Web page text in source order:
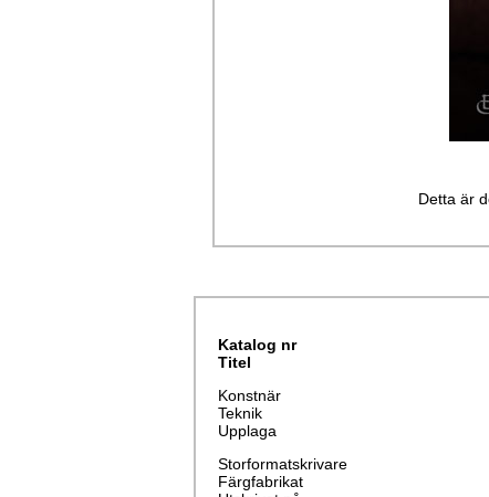
Detta är
Katalog nr
Titel
Konstnär
Teknik
Upplaga
Storformatskrivare
Färgfabrikat